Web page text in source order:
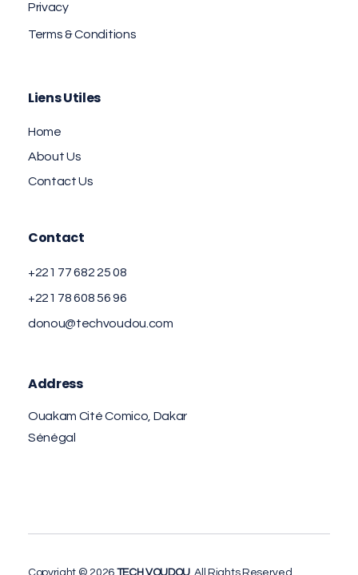
Privacy
Terms & Conditions
Liens Utiles
Home
About Us
Contact Us
Contact
+221 77 682 25 08
+221 78 608 56 96
donou@techvoudou.com
Address
Ouakam Cité Comico, Dakar
Sénégal